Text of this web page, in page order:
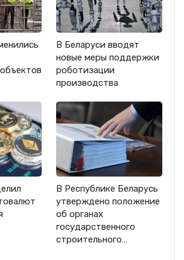
В Беларуси вводят
новые меры поддержки
роботизации
производства
В Республике Беларусь
утверждено положение
об органах
государственного
строительного…